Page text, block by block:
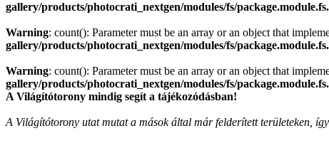
gallery/products/photocrati_nextgen/modules/fs/
Warning: count(): Parameter must be an array or an object that
gallery/products/photocrati_nextgen/modules/fs/
Warning: count(): Parameter must be an array or an object that
gallery/products/photocrati_nextgen/modules/fs/
A Világítótorony mindig segít a tájékozódásban!
A Világítótorony utat mutat a mások által már felderített területeken,